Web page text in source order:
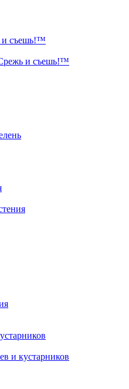
и съешь!™
и съешь!™
и кустарников